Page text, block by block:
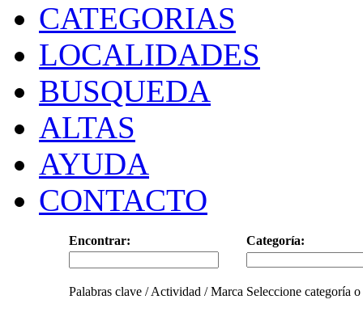
CATEGORIAS
LOCALIDADES
BUSQUEDA
ALTAS
AYUDA
CONTACTO
Encontrar: Categoría:
Palabras clave / Actividad / Marca Seleccione categoría